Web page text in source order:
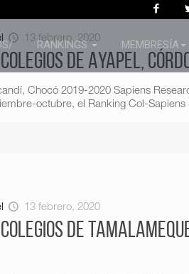
RANKINGS MEMBRESÍA
13 febrero, 2020
de Ayapel,
Chocó 2019-2020 Sapiens
octubre, el Ranking Col-Sapiens
13 febrero, 2020
de